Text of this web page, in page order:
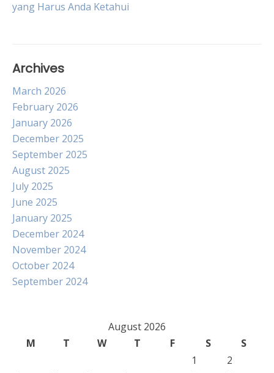
navigation
yang Harus Anda Ketahui
Archives
March 2026
February 2026
January 2026
December 2025
September 2025
August 2025
July 2025
June 2025
January 2025
December 2024
November 2024
October 2024
September 2024
August 2026
M
T W T F S
S
1
2